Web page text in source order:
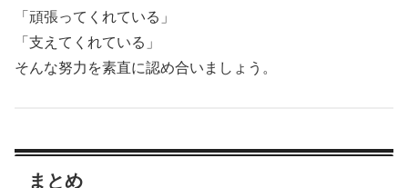
「頑張ってくれている」
「支えてくれている」
そんな努力を素直に認め合いましょう。
まとめ